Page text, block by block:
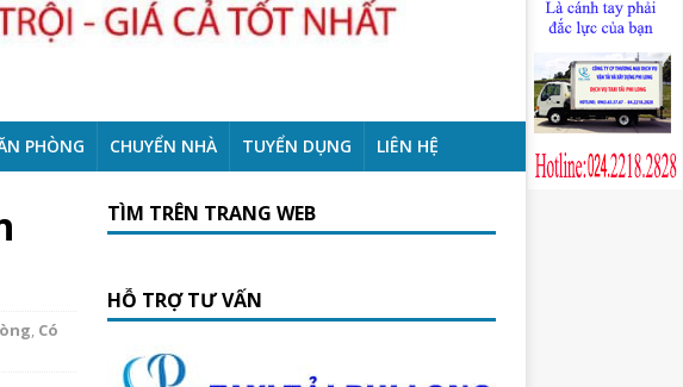
PHÒNG CHUYỂN NHÀ TUYỂN DỤNG LIÊN HỆ
, Có
TÌM TRÊN TRANG WEB
HỖ TRỢ TƯ VẤN